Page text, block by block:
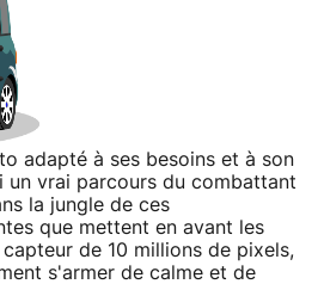
adapté à ses besoins et à son
un vrai parcours du combattant
la jungle de ces
que mettent en avant les
de 10 millions de pixels,
s'armer de calme et de